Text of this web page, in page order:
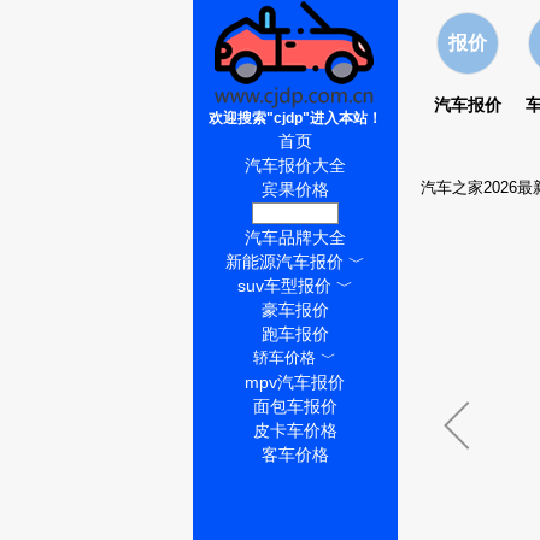
报价
汽车报价
汽车之家2026最
欢迎搜索"cjdp"进入本站！
首页
汽车报价大全
宾果价格
汽车品牌大全
新能源汽车报价﹀
suv车型报价﹀
豪车报价
跑车报价
轿车价格 ﹀
mpv汽车报价
面包车报价
皮卡车价格
客车价格